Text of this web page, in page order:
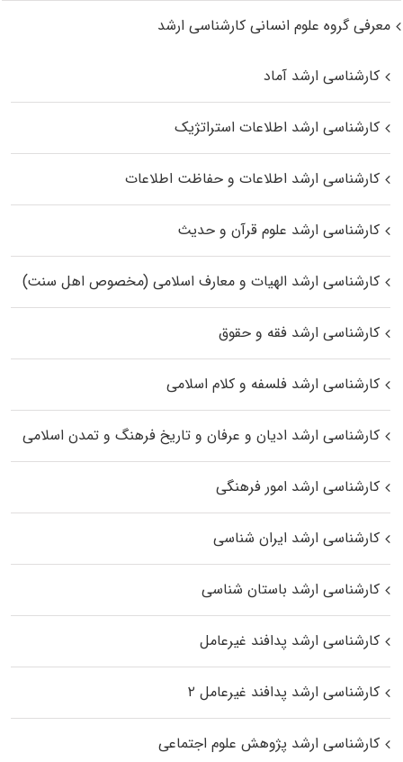
معرفی گروه علوم انسانی کارشناسی ارشد
کارشناسی ارشد آماد
کارشناسی ارشد اطلاعات استراتژیک
کارشناسی ارشد اطلاعات و حفاظت اطلاعات
کارشناسی ارشد علوم قرآن و حدیث
کارشناسی ارشد الهیات و معارف اسلامی (مخصوص اهل سنت)
کارشناسی ارشد فقه و حقوق
کارشناسی ارشد فلسفه و کلام اسلامی
کارشناسی ارشد ادیان و عرفان و تاریخ فرهنگ و تمدن اسلامی
کارشناسی ارشد امور فرهنگی
کارشناسی ارشد ایران شناسی
کارشناسی ارشد باستان شناسی
کارشناسی ارشد پدافند غیرعامل
کارشناسی ارشد پدافند غیرعامل ۲
کارشناسی ارشد پژوهش علوم اجتماعی